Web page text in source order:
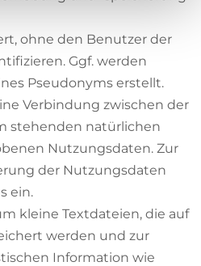
ohne den Benutzer der
Ggf. werden
Pseudonyms erstellt.
Verbindung zwischen der
stehenden natürlichen
Nutzungsdaten. Zur
der Nutzungsdaten
ein.
kleine Textdateien, die auf
werden und zur
Information wie